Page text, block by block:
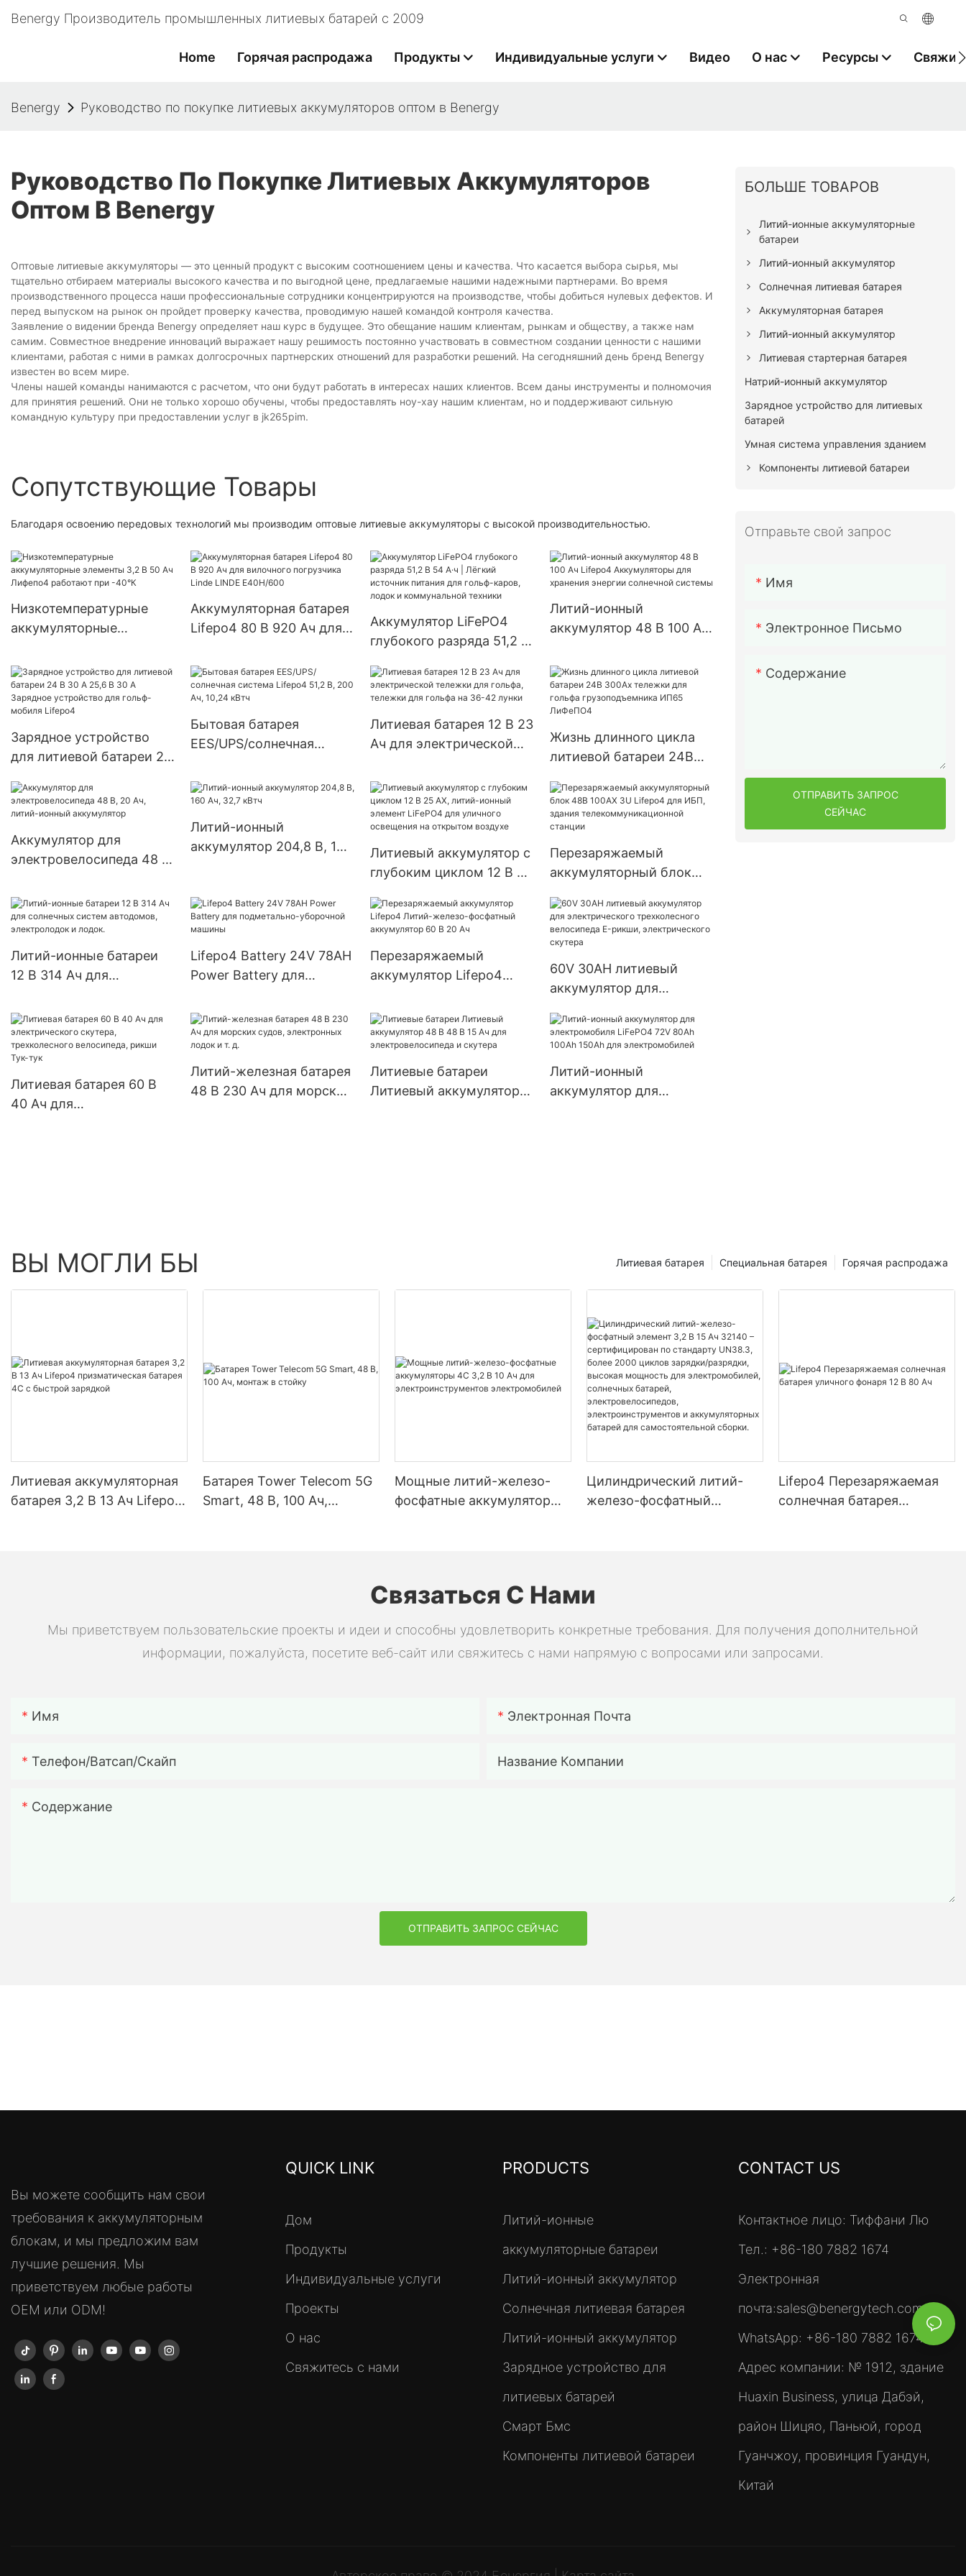
Benergy Производитель промышленных литиевых батарей с 2009
Home Горячая распродажа Продукты Индивидуальные услуги Видео О нас Ресурсы
Benergy Руководство по покупке литиевых аккумуляторов оптом в Benergy
Руководство По Покупке Литиевых Аккумуляторов
Оптом В Benergy
Оптовые литиевые аккумуляторы — это ценный продукт с высоким соотношением цены и качества. Что касается выбора сырья, мы
тщательно отбираем материалы высокого качества и по выгодной цене, предлагаемые нашими надежными партнерами. Во время
производственного процесса наши профессиональные сотрудники концентрируются на производстве, чтобы добиться нулевых дефектов. И
перед выпуском на рынок он пройдет проверку качества, проводимую нашей командой контроля качества.
Заявление о видении бренда Benergy определяет наш курс в будущее. Это обещание нашим клиентам, рынкам и обществу, а также нам
самим. Совместное внедрение инноваций выражает нашу решимость постоянно участвовать в совместном создании ценности с нашими
клиентами, работая с ними в рамках долгосрочных партнерских отношений для разработки решений. На сегодняшний день бренд Benergy
известен во всем мире.
Члены нашей команды нанимаются с расчетом, что они будут работать в интересах наших клиентов. Всем даны инструменты и полномочия
для принятия решений. Они не только хорошо обучены, чтобы предоставлять ноу-хау нашим клиентам, но и поддерживают сильную
командную культуру при предоставлении услуг в jk265pim.
Сопутствующие Товары
Благодаря освоению передовых технологий мы производим оптовые литиевые аккумуляторы с высокой производительностью.
Низкотемпературные
аккумуляторные
Лифепо4 работают при
-40°К
Аккумуляторная батарея
Lifepo4 80 В 920 Ач для
Linde LINDE E40H/600
Аккумулятор LiFePO4
глубокого разряда 51,2 В
питания для гольф-каров,
лодок и коммунальной
техники
Литий-ионный
аккумулятор 48 В 100 Ач
для хранения энергии
солнечной системы
Зарядное устройство
для литиевой батареи 24
Зарядное устройство
для гольф-мобиля
Lifepo4
Бытовая батарея
EES/UPS/солнечная
200 Ач, 10,24 кВтч
Литиевая батарея 12 В 23
Ач для электрической
тележки для гольфа на
36-42 лунки
Жизнь длинного цикла
литиевой батареи 24В
гольфа грузоподъемника
ИП65 ЛиФеПО4
Аккумулятор для
электровелосипеда 48 В,
аккумулятор
Литий-ионный
аккумулятор 204,8 В, 160
Литиевый аккумулятор с
глубоким циклом 12 В 25
элемент LiFePO4 для
уличного освещения на
открытом воздухе
Перезаряжаемый
аккумуляторный блок
для ИБП, здания
телекоммуникационной
станции
Литий-ионные батареи
12 В 314 Ач для
автодомов,
электролодок и лодок.
Lifepo4 Battery 24V 78AH
Power Battery для
машины
Перезаряжаемый
аккумулятор Lifepo4
фосфатный аккумулятор
60 В 20 Ач
60V 30AH литиевый
аккумулятор для
трехколесного
велосипеда E-рикши,
электрического скутера
Литиевая батарея 60 В
40 Ач для
Литий-железная батарея
48 В 230 Ач для морских
Литиевые батареи
Литиевый аккумулятор
Литий-ионный
аккумулятор для
БОЛЬШЕ ТОВАРОВ
Литий-ионные аккумуляторные
батареи
Литий-ионный аккумулятор
Солнечная литиевая батарея
Аккумуляторная батарея
Литий-ионный аккумулятор
Литиевая стартерная батарея
Натрий-ионный аккумулятор
Зарядное устройство для литиевых
батарей
Умная система управления зданием
Компоненты литиевой батареи
Отправьте свой запрос
Имя
Электронное Письмо
Содержание
ОТПРАВИТЬ ЗАПРОС
СЕЙЧАС
ВЫ МОГЛИ БЫ Горячая распродажа
Специальная батарея
Литиевая батарея
Литиевая аккумуляторная
батарея 3,2 В 13 Ач Lifepo4
Батарея Tower Telecom 5G
Smart, 48 В, 100 Ач,
Мощные литий-железо-
фосфатные аккумуляторы
Цилиндрический литий-
железо-фосфатный
разрядки, высокая
электромобилей,
солнечных батарей,
аккумуляторных батарей
Lifepo4 Перезаряжаемая
солнечная батарея
Связаться С Нами
Мы приветствуем пользовательские проекты и идеи и способны удовлетворить конкретные требования. Для получения дополнительной
информации, пожалуйста, посетите веб-сайт или свяжитесь с нами напрямую с вопросами или запросами.
Имя Электронная Почта
Телефон/ватсап/скайп Название Компании
Содержание
ОТПРАВИТЬ ЗАПРОС СЕЙЧАС
Вы можете сообщить нам свои
требования к аккумуляторным
блокам, и мы предложим вам
лучшие решения. Мы
приветствуем любые работы
OEM или ODM!
QUICK LINK
Дом
Продукты
Индивидуальные услуги
Проекты
О нас
Свяжитесь с нами
PRODUCTS
Литий-ионные
аккумуляторные батареи
Литий-ионный аккумулятор
Солнечная литиевая батарея
Литий-ионный аккумулятор
Зарядное устройство для
литиевых батарей
Смарт Бмс
Компоненты литиевой батареи
CONTACT US
Контактное лицо: Тиффани Лю
Тел.: +86-180 7882 1674
Электронная
почта:sales@benergytech.com
WhatsApp: +86-180 7882 1674
Адрес компании: № 1912, здание
Huaxin Business, улица Дабэй,
район Шицяо, Паньюй, город
Гуанчжоу, провинция Гуандун,
Китай